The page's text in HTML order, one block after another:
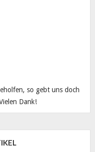
so gebt uns doch
Dank!